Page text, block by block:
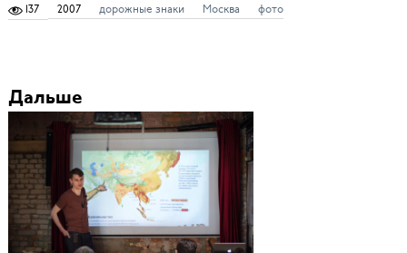
137 2007 дорожные знаки Москва фото
Дальше